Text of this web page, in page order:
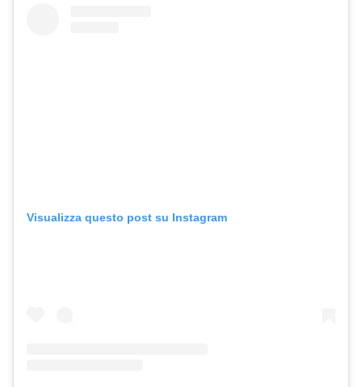
Visualizza questo post su Instagram